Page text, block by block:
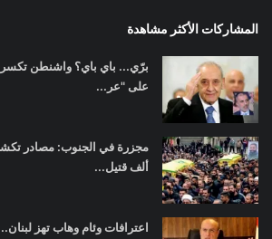
المشاركات الأكثر مشاهدة
برّي... باي باي؟ واشنطن
على "عر...
ألف قتيل...
اعترافات وئام وهاب تهز